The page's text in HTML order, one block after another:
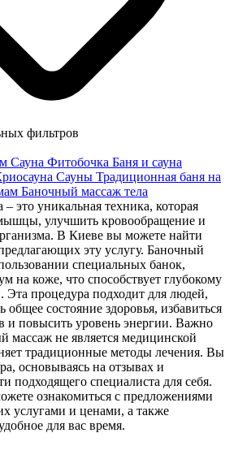
фильтров
Сауна Фитобочка Баня и сауна
Сауны Традиционная баня на
Баночный массаж тела
это уникальная техника, которая
улучшить кровообращение и
В Киеве вы можете найти
эту услугу. Баночный
специальных банок,
на коже, что способствует глубокому
Эта процедура подходит для людей,
состояние здоровья, избавиться
повысить уровень энергии. Важно
массаж не является медицинской
традиционные методы лечения. Вы
основываясь на отзывах и
подходящего специалиста для себя.
ознакомиться с предложениями
услугами и ценами, а также
для вас время.